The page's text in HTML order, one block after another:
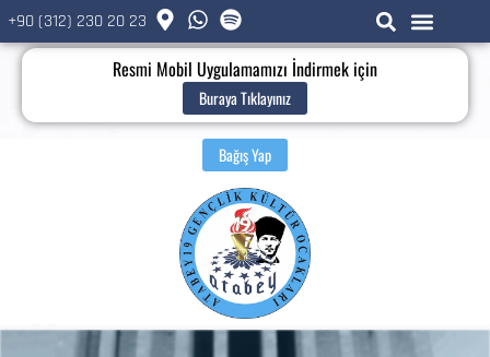
+90 (312) 230 20 23
Resmi Mobil Uygulamamızı İndirmek için
Buraya Tıklayınız
Bağış Yap